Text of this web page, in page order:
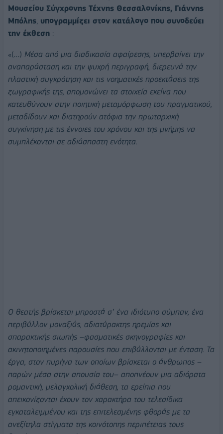
Μουσείου Σύγχρονης Τέχνης Θεσσαλονίκης, Γιάννης
Μπόλης, υπογραμμίζει στον κατάλογο που συνοδεύει
την έκθεση :
«(…) Μέσα από μια διαδικασία αφαίρεσης, υπερβαίνει την
αναπαράσταση και την ψυχρή περιγραφή, διερευνά την
πλαστική συγκρότηση και τις νοηματικές προεκτάσεις της
ζωγραφικής της, απομονώνει τα στοιχεία εκείνα που
κατευθύνουν στην ποιητική μεταμόρφωση του πραγματικού,
μεταδίδουν και διατηρούν ατόφια την πρωταρχική
συγκίνηση με τις έννοιες του χρόνου και της μνήμης να
συμπλέκονται σε αδιάσπαστη ενότητα.
Ο θεατής βρίσκεται μπροστά σ’ ένα ιδιότυπο σύμπαν, ένα
περιβάλλον μοναξιάς, αδιατάρακτης ηρεμίας και
σπαρακτικής σιωπής –φασματικές σκηνογραφίες και
ακινητοποιημένες παρουσίες που επιβάλλονται με ένταση. Τα
έργα, στον πυρήνα των οποίων βρίσκεται ο άνθρωπος –
παρών μέσα στην απουσία του– αποπνέουν μια αδιόρατα
ρομαντική, μελαγχολική διάθεση, τα ερείπια που
απεικονίζονται έχουν τον χαρακτήρα του τελεσίδικα
εγκαταλειμμένου και της επιτελεσμένης φθοράς με τα
ανεξίτηλα στίγματα της κοινότοπης περιπέτειας τους